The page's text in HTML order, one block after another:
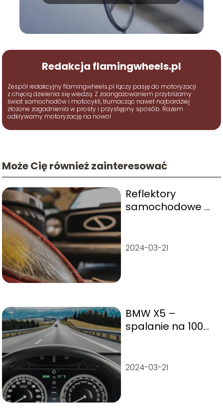
Redakcja flamingwheels.pl
Zespół redakcyjny flamingwheels.pl łączy pasję do motoryzacji
z chęcią dzielenia się wiedzą. Z zaangażowaniem przybliżamy
świat samochodów i motocykli, tłumacząc nawet najbardziej
złożone zagadnienia w prosty i przystępny sposób. Razem
odkrywamy motoryzację na nowo!
Może Cię również zainteresować
Reflektory
samochodowe –
2024-03-21
BMW X5 –
spalanie na 100
2024-03-21